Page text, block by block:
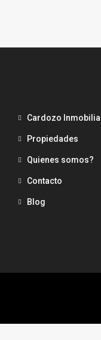
Cardozo
Propiedades
Quienes somos?
Contacto
Blog